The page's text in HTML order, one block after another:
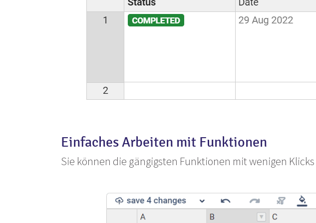
Einfaches Arbeiten mit Funktionen
Sie können die gängigsten Funktionen mit wenigen